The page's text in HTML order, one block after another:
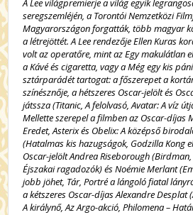
A Lee világpremierje a világ egyik
seregszemléjén, a Torontói Nemzetközi
Magyarországon forgatták, több magyar
a létrejöttét. A Lee rendezője Ellen Kuras
volt az operatőre, mint az Egy makulátlan
a Kávé és cigaretta, vagy a Még egy kis
sztárparádét tartogat: a főszerepet a
színésznője, a hétszeres Oscar-jelölt és
játssza (Titanic, A felolvasó, Avatar: A víz
Mellette szerepel a filmben az Oscar-díjas
Eredet, Asterix és Obelix: A középső
(Hatalmas kis hazugságok, Godzilla Kong
Oscar-jelölt Andrea Riseborough
Éjszakai ragadozók) és Noémie Merlant
jobb jöhet, Tár, Portré a lángoló fiatal
a kétszeres Oscar-díjas Alexandre Desplat
A királynő, Az Argo-akció, Philomena –